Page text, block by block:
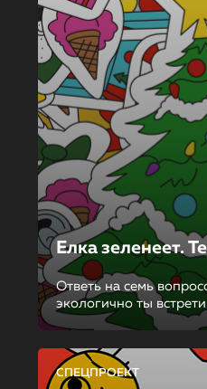
Елка зеленеет.
Ответь на семь
экологично ты
СПЕЦПРОЕКТ